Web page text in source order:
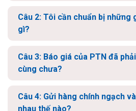
Câu 2: Tôi cần chuẩn bị những
gì?
Câu 3: Báo giá của PTN đã
cùng chưa?
Câu 4: Gửi hàng chính ngạch
nhau thế nào?